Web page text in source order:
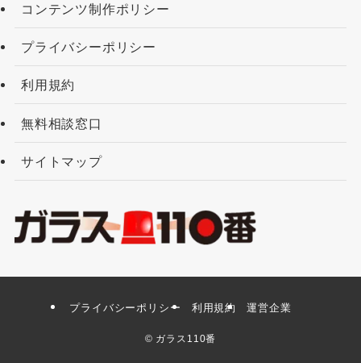
コンテンツ制作ポリシー
プライバシーポリシー
利用規約
無料相談窓口
サイトマップ
プライバシーポリシー 利用規約 運営企業
© ガラス110番